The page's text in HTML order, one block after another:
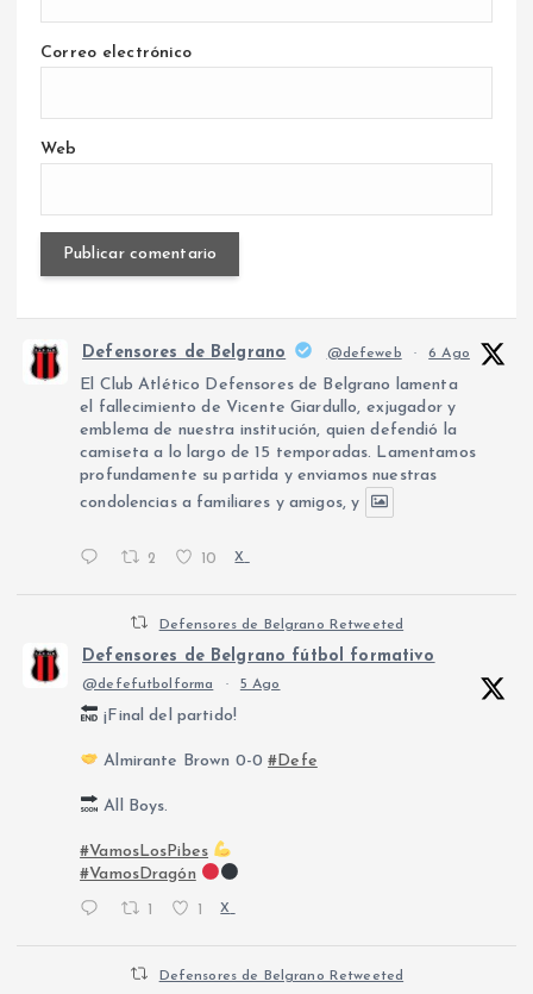
Correo electrónico
Web
Defensores de Belgrano @defeweb · 6 Ago
El Club Atlético Defensores de Belgrano lamenta
el fallecimiento de Vicente Giardullo, exjugador y
emblema de nuestra institución, quien defendió la
camiseta a lo largo de 15 temporadas. Lamentamos
profundamente su partida y enviamos nuestras
condolencias a familiares y amigos, y
2 10 X
Defensores de Belgrano Retweeted
Defensores de Belgrano fútbol formativo
@defefutbolforma · 5 Ago
¡Final del partido!
Almirante Brown 0-0#Defe
All Boys.
#VamosLosPibes
#VamosDragón
X
Defensores de Belgrano Retweeted